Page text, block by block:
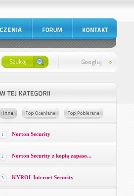
1 Norton Security
2 Norton Security z kopią zapaso...
3 KYROL Internet Security